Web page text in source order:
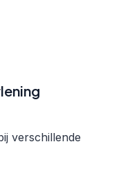
verschillende